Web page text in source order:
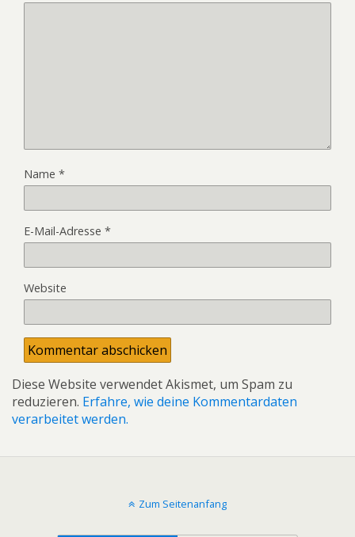
Name *
E-Mail-Adresse *
Website
Diese Website verwendet Akismet, um Spam zu
reduzieren. Erfahre, wie deine Kommentardaten
verarbeitet werden.
Zum Seitenanfang